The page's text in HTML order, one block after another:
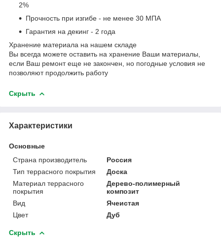
2%
Прочность при изгибе - не менее 30 МПА
Гарантия на декинг - 2 года
Хранение материала на нашем складе
Вы всегда можете оставить на хранение Ваши материалы,
если Ваш ремонт еще не закончен, но погодные условия не
позволяют продолжить работу
Скрыть
Характеристики
Основные
Страна производитель
Россия
Тип террасного покрытия
Доска
Материал террасного
покрытия
Дерево-полимерный
композит
Вид
Ячеистая
Цвет
Дуб
Скрыть